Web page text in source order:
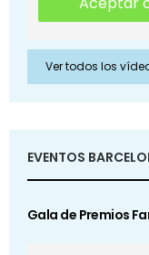
Ver todos los
EVENTOS
Gala de Premios